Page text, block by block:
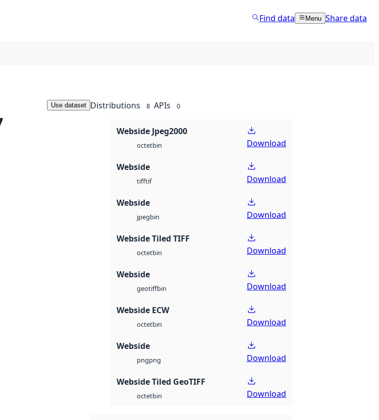
Find data Menu Share data
Use dataset Distributions 8 APIs 0
Webside Jpeg2000
octetbin Download
Webside
tifftif Download
Webside
jpegbin Download
Webside Tiled TIFF
octetbin Download
Webside
geotiffbin Download
Webside ECW
octetbin Download
Webside
pngpng Download
Webside Tiled GeoTIFF
octetbin Download